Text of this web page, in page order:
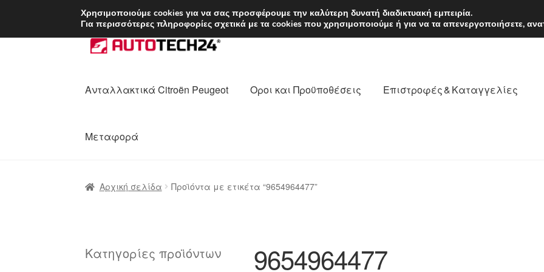
ΑΠΟΣΤΟΛΗ από 7 EUR Δευτέρα-Παρ.
Απευθείας
μετάβαση
πλοήγηση
Μετάβαση
σε
Ανταλλακτικά Citroën Peugeot Οροι και Προϋποθέσεις Επιστροφές & Καταγγελίες
Μεταφορά
Αρχική σελίδα Προϊόντα με ετικέτα “9654964477”
9654964477
Κατηγορίες προϊόντων
Χρησιμοποιούμε cookies για να σας προσφέρουμε την καλύτερη δυνατή διαδικτυακή εμπειρία.
Για περισσότερες πληροφορίες σχετικά με τα cookies που χρησιμοποιούμε ή για να τα απενεργοποιήσετε,